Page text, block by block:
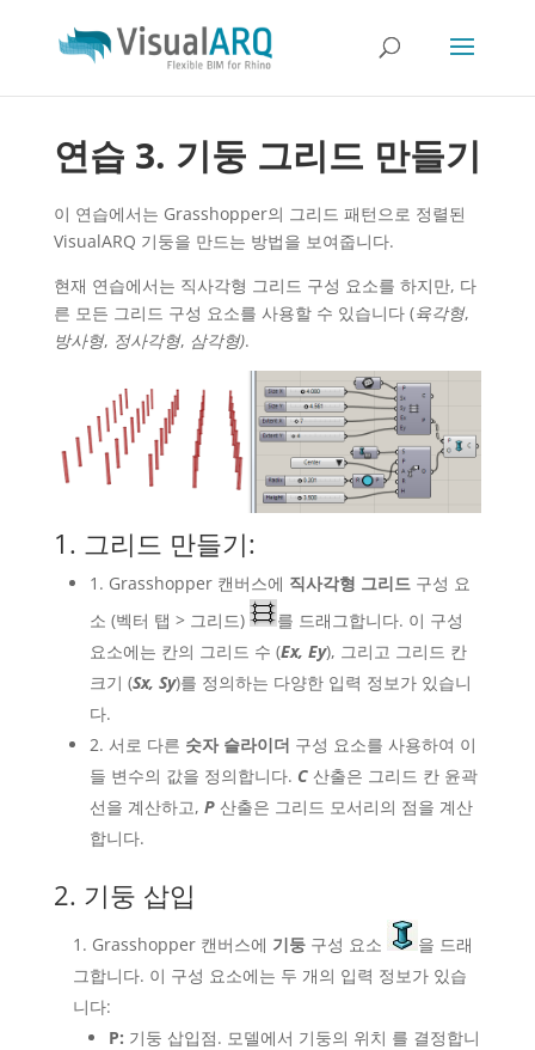
연습 3. 기둥 그리드 만들기
이 연습에서는 Grasshopper의 그리드 패턴으로 정렬된
VisualARQ 기둥을 만드는 방법을 보여줍니다.
현재 연습에서는 직사각형 그리드 구성 요소를 하지만, 다
른 모든 그리드 구성 요소를 사용할 수 있습니다 (육각형,
방사형, 정사각형, 삼각형).
1. 그리드 만들기:
1. Grasshopper 캔버스에 직사각형 그리드구성 요
소 (벡터 탭 > 그리드)
를 드래그합니다. 이 구성
요소에는 칸의 그리드 수 (Ex, Ey), 그리고 그리드 칸
크기 (Sx, Sy)를 정의하는 다양한 입력 정보가 있습니
다.
2. 서로 다른 숫자 슬라이더 구성 요소를 사용하여 이
들 변수의 값을 정의합니다. C산출은 그리드 칸 윤곽
선을 계산하고, P산출은 그리드 모서리의 점을 계산
합니다.
2. 기둥 삽입
Grasshopper 캔버스에 기둥구성 요소
을 드래
그합니다. 이 구성 요소에는 두 개의 입력 정보가 있습
니다:
P: 기둥 삽입점. 모델에서 기둥의 위치 를 결정합니